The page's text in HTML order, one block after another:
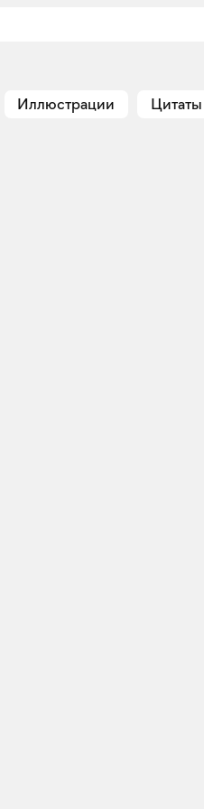
Иллюстрации Цитаты